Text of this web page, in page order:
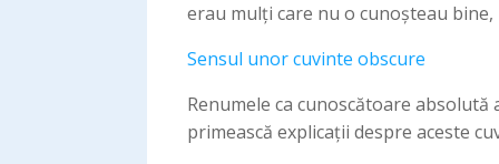
erau mulți care nu o cunoșteau
Sensul unor cuvinte obscure
Renumele ca cunoscătoare
primească explicații despre aceste